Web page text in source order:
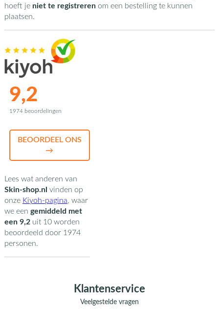
hoeft je niet te registrerenom een bestelling te kunnen
plaatsen.
9,2
1974 beoordelingen
BEOORDEEL ONS
→
Lees wat anderen van
Skin-shop.nl vinden op
onze Kiyoh-pagina, waar
we een gemiddeld met
een 9,2uit 10worden
beoordeeld door 1974
personen.
Klantenservice
Veelgestelde vragen